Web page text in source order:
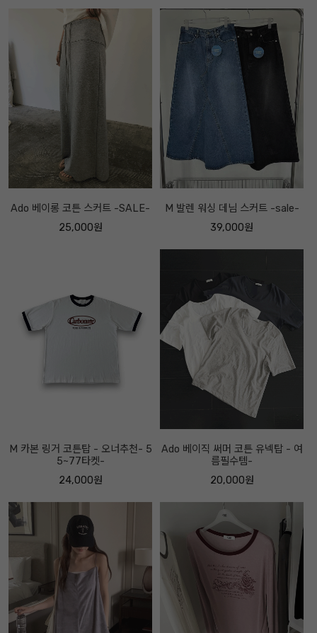
Ado 베이롱 코튼 스커트 -SALE-
25,000원
M 발렌 워싱 데님 스커트 -sale-
39,000원
M 카본 링거 코튼탑 - 오너추천- 5
5~77타켓-
24,000원
Ado 베이직 써머 코튼 유넥탑 - 여
름필수템-
20,000원